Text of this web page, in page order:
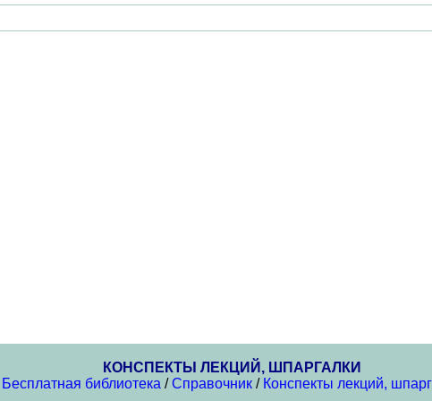
КОНСПЕКТЫ ЛЕКЦИЙ, ШПАРГАЛКИ
Бесплатная библиотека /Справочник/ Конспекты лекций,